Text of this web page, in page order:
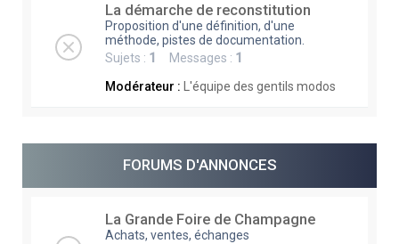
La démarche de reconstitution
Proposition d'une définition, d'une
méthode, pistes de documentation.
Sujets : 1 Messages : 1
Modérateur :
L'équipe des gentils modos
FORUMS D'ANNONCES
La Grande Foire de Champagne
Achats, ventes, échanges